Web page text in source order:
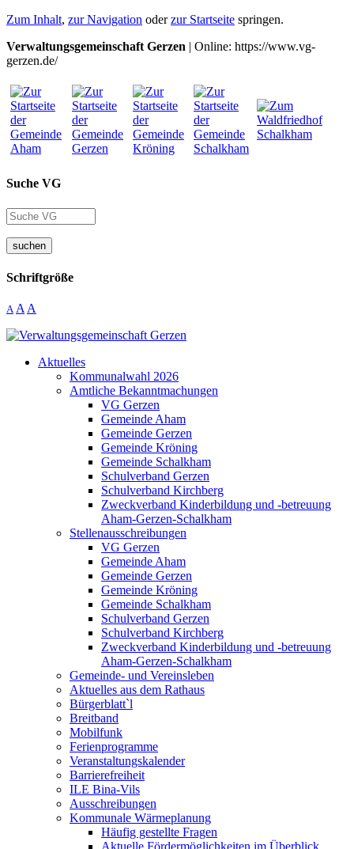
Zum Inhalt, zur Navigation oderzur Startseite springen.
Verwaltungsgemeinschaft Gerzen | Online: https://www.vg-
gerzen.de/
Suche VG
suchen
Schriftgröße
A A A
Aktuelles
Kommunalwahl 2026
Amtliche Bekanntmachungen
VG Gerzen
Gemeinde Aham
Gemeinde Gerzen
Gemeinde Kröning
Gemeinde Schalkham
Schulverband Gerzen
Schulverband Kirchberg
Zweckverband Kinderbildung und -betreuung
Aham-Gerzen-Schalkham
Stellenausschreibungen
VG Gerzen
Gemeinde Aham
Gemeinde Gerzen
Gemeinde Kröning
Gemeinde Schalkham
Schulverband Gerzen
Schulverband Kirchberg
Zweckverband Kinderbildung und -betreuung
Aham-Gerzen-Schalkham
Gemeinde- und Vereinsleben
Aktuelles aus dem Rathaus
Bürgerblatt`l
Breitband
Mobilfunk
Ferienprogramme
Veranstaltungskalender
Barrierefreiheit
ILE Bina-Vils
Ausschreibungen
Kommunale Wärmeplanung
Häufig gestellte Fragen
Aktuelle Fördermöglichkeiten im Überblick